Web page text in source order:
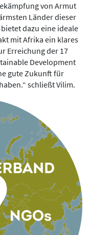
von Armut
Länder dieser
dazu eine ideale
mit Afrika ein klares
Erreichung der 17
Development
gute Zukunft für
schließt Vilim.